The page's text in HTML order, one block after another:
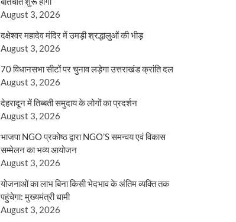
August 3, 2026
दक्षेश्वर महादेव मंदिर में उमड़ी श्रद्धालुओं की भीड़
August 3, 2026
70 विधानसभा सीटों पर चुनाव लड़ेगा उत्तराखंड क्रांति दल
August 3, 2026
देहरादून में तिब्बती समुदाय के लोगों का प्रदर्शन
August 3, 2026
भाजपा NGO प्रकोष्ठ द्वारा NGO’S समन्वय एवं विकास
सम्मेलन का भव्य आयोजन
August 3, 2026
योजनाओं का लाभ बिना किसी भेदभाव के अंतिम व्यक्ति तक
पहुंचेगा: मुख्यमंत्री धामी
August 3, 2026